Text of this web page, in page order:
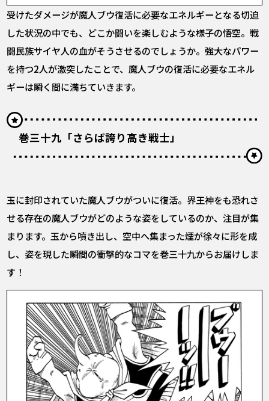
受けたダメージが魔人ブウ復活に必要なエネルギーとなる切迫
した状況の中でも、どこか闘いを楽しむような様子の悟空。戦
闘民族サイヤ人の血がそうさせるのでしょうか。強大なパワー
を持つ2人が激突したことで、魔人ブウの復活に必要なエネル
ギーは瞬く間に満ちていきます。
巻三十九「さらば誇り高き戦士」
玉に封印されていた魔人ブウがついに復活。界王神をも恐れさ
せる存在の魔人ブウがどのような姿をしているのか、注目が集
まります。玉から噴き出し、空中へ集まった煙が徐々に形を成
し、姿を現した瞬間の衝撃的なコマを巻三十九からお届けしま
す！